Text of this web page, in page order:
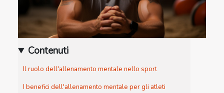
Contenuti
Il ruolo dell'allenamento mentale nello sport
I benefici dell'allenamento mentale per gli atleti